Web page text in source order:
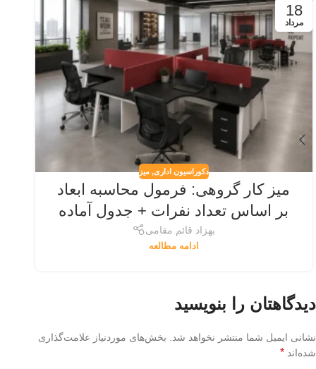
18
مرداد
دکوراسیون اداری,میز
میز کار گروهی: فرمول محاسبه ابعاد
بر اساس تعداد نفرات + جدول آماده
بهزاد قائم مقامی
ادامه مطالعه
دیدگاهتان را بنویسید
نشانی ایمیل شما منتشر نخواهد شد.
بخش‌های موردنیاز علامت‌گذاری
شده‌اند *